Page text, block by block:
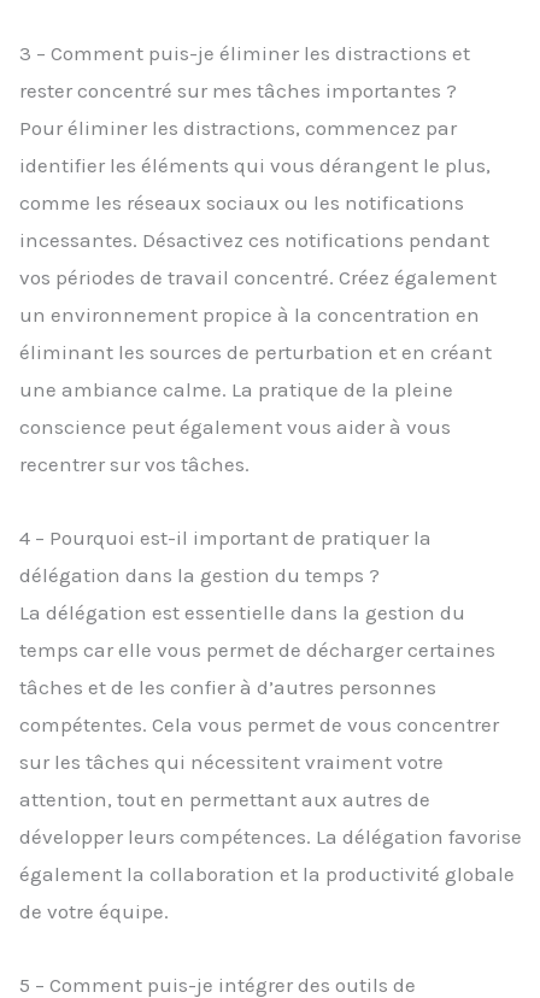
3 – Comment puis-je éliminer les distractions et
rester concentré sur mes tâches importantes ?
Pour éliminer les distractions, commencez par
identifier les éléments qui vous dérangent le plus,
comme les réseaux sociaux ou les notifications
incessantes. Désactivez ces notifications pendant
vos périodes de travail concentré. Créez également
un environnement propice à la concentration en
éliminant les sources de perturbation et en créant
une ambiance calme. La pratique de la pleine
conscience peut également vous aider à vous
recentrer sur vos tâches.
4 – Pourquoi est-il important de pratiquer la
délégation dans la gestion du temps ?
La délégation est essentielle dans la gestion du
temps car elle vous permet de décharger certaines
tâches et de les confier à d’autres personnes
compétentes. Cela vous permet de vous concentrer
sur les tâches qui nécessitent vraiment votre
attention, tout en permettant aux autres de
développer leurs compétences. La délégation favorise
également la collaboration et la productivité globale
de votre équipe.
5 – Comment puis-je intégrer des outils de